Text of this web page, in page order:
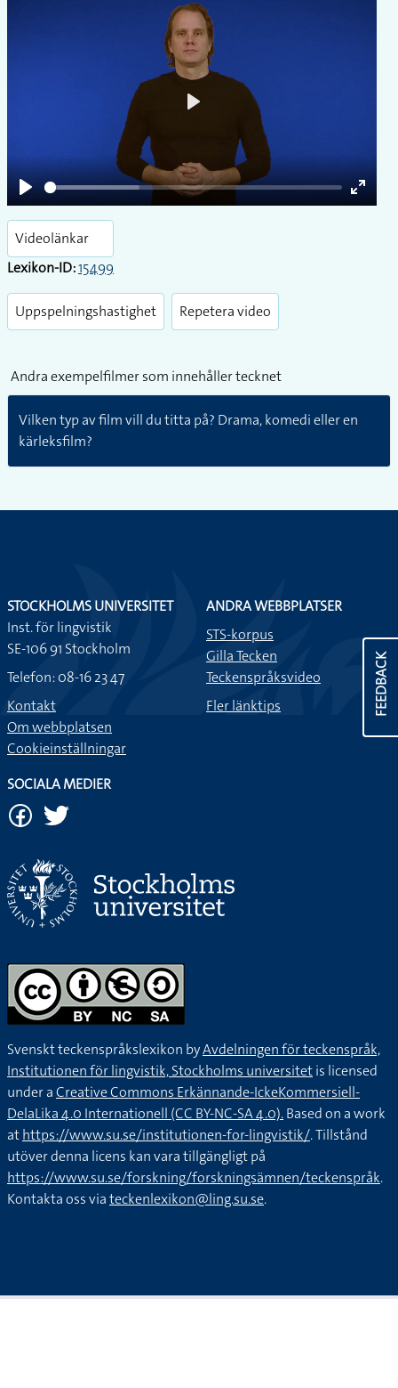
Play
Enter
Videolänkar
Lexikon-ID:15499
Uppspelningshastighet Repetera video
Andra exempelfilmer som innehåller tecknet
Vilken typ av film vill du titta på? Drama, komedi eller en
kärleksfilm?
FEEDBACK
STOCKHOLMS UNIVERSITET
Inst. för lingvistik
SE-106 91 Stockholm
Telefon: 08-16 23 47
Kontakt
Om webbplatsen
Cookieinställningar
ANDRA WEBBPLATSER
STS-korpus
Gilla Tecken
Teckenspråksvideo
Fler länktips
SOCIALA MEDIER
Svenskt teckenspråkslexikon byAvdelningen för teckenspråk,
Institutionen för lingvistik, Stockholms universitetis licensed
under aCreative Commons Erkännande-IckeKommersiell-
DelaLika 4.0 Internationell (CC BY-NC-SA 4.0).Based on a work
athttps://www.su.se/institutionen-for-lingvistik/. Tillstånd
utöver denna licens kan vara tillgängligt på
https://www.su.se/forskning/forskningsämnen/teckenspråk.
Kontakta oss viateckenlexikon@ling.su.se.